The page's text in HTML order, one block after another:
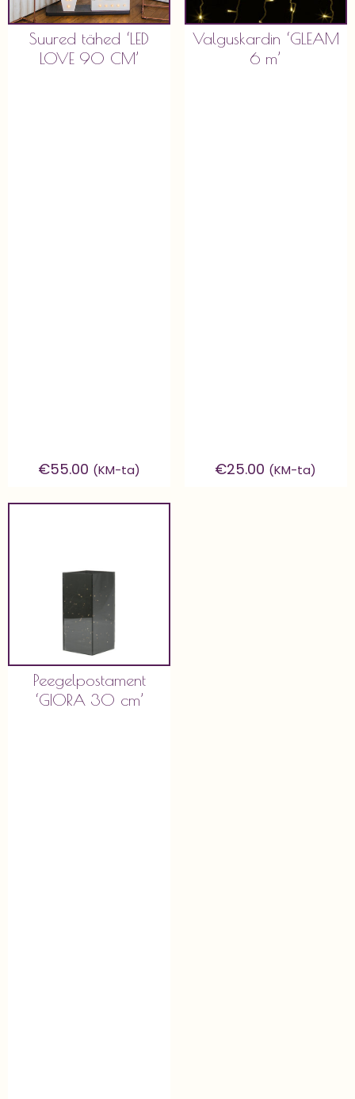
Suured tähed ‘LED
LOVE 90 CM’
€55.00 (KM-ta)
Valguskardin ‘GLEAM
6 m’
€25.00 (KM-ta)
Peegelpostament
‘GIORA 30 cm’